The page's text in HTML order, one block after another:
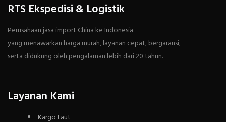
RTS Ekspedisi & Logistik
Perusahaan jasa import China ke Indonesia
yang menawarkan harga murah, layanan cepat, bergaransi,
serta didukung oleh pengalaman lebih dari 20 tahun.
Layanan Kami
Kargo Laut